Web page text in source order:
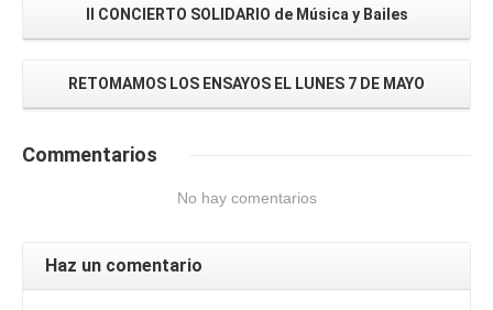
II CONCIERTO SOLIDARIO de Música y Bailes
RETOMAMOS LOS ENSAYOS EL LUNES 7 DE MAYO
Commentarios
No hay comentarios
Haz un comentario